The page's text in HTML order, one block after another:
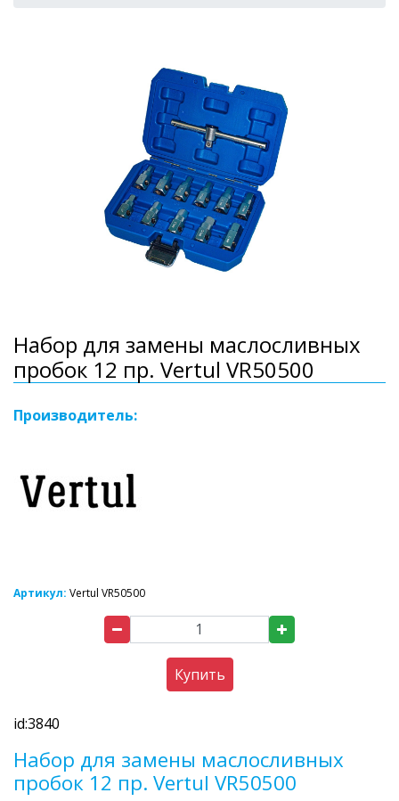
Набор для замены маслосливных
пробок 12 пр. Vertul VR50500
Производитель:
Артикул: Vertul VR50500
Купить
id:3840
Набор для замены маслосливных
пробок 12 пр. Vertul VR50500